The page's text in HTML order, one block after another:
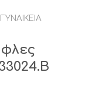
ΓΥΝΑΙΚΕΊΑ